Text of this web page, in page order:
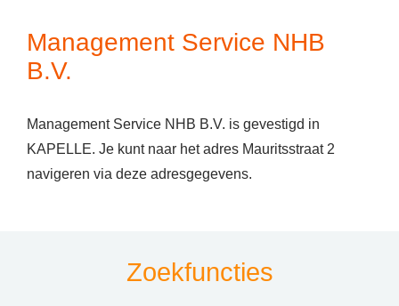
Management Service NHB
B.V.
Management Service NHB B.V. is gevestigd in
KAPELLE. Je kunt naar het adres Mauritsstraat 2
navigeren via deze adresgegevens.
Zoekfuncties